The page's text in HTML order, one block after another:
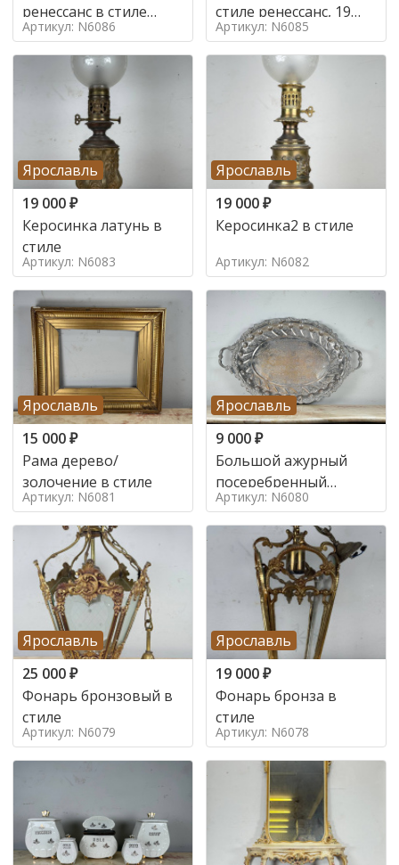
ренессанс в стиле
ренессанс,
Артикул: N6086
стиле ренессанс, 19
век
Артикул: N6085
Ярославль
19 000₽
Керосинка латунь в
стиле
Артикул: N6083
Ярославль
19 000₽
Керосинка2 в стиле
Артикул: N6082
Ярославль
15 000₽
Рама дерево/
золочение в стиле
Артикул: N6081
Ярославль
9 000₽
Большой ажурный
посеребренный
поднос в стиле
Артикул: N6080
Ярославль
25 000₽
Фонарь бронзовый в
стиле
Артикул: N6079
Ярославль
19 000₽
Фонарь бронза в
стиле
Артикул: N6078